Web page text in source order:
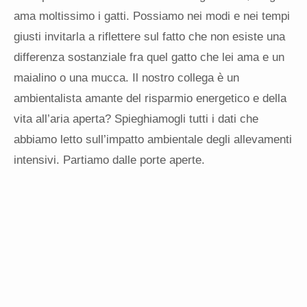
ama moltissimo i gatti. Possiamo nei modi e nei tempi
giusti invitarla a riflettere sul fatto che non esiste una
differenza sostanziale fra quel gatto che lei ama e un
maialino o una mucca. Il nostro collega è un
ambientalista amante del risparmio energetico e della
vita all’aria aperta? Spieghiamogli tutti i dati che
abbiamo letto sull’impatto ambientale degli allevamenti
intensivi. Partiamo dalle porte aperte.